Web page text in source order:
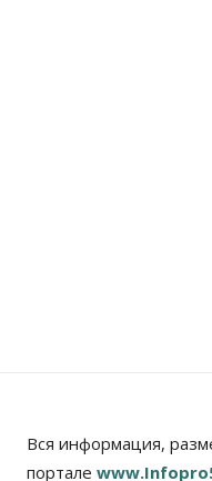
Вся информация,
портале